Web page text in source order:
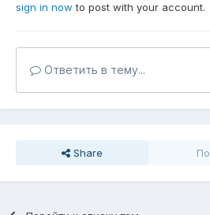
sign in now to post with your account.
Ответить в тему...
Share